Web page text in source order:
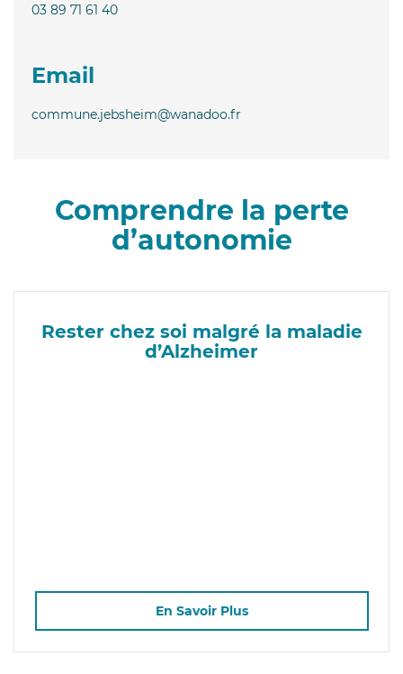
03 89 71 61 40
Email
commune.jebsheim@wanadoo.fr
Comprendre la perte
d’autonomie
Rester chez soi malgré la maladie
d’Alzheimer
En Savoir Plus